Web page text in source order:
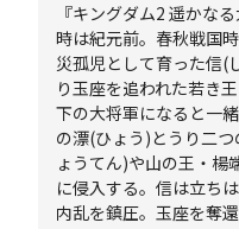
『キングダム2 遥かなる
時は紀元前。春秋戦国
災孤児として育った信(
り玉座を追われた若き
下の大将軍になると一
の漂(ひょう)とうり二
ょうてん)や山の王・楊
に侵入する。信は立ち
内乱を鎮圧。玉座を奪